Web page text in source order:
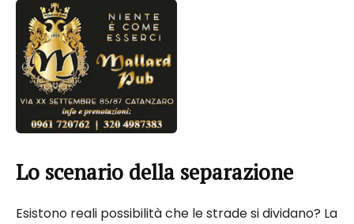
Lo scenario della separazione
Esistono reali possibilità che le strade si dividano? La